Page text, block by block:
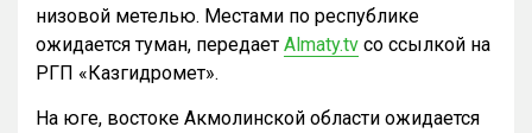
низовой метелью. Местами по республике
ожидается туман, передает Almaty.tv со ссылкой на
РГП «Казгидромет».
На юге, востоке Акмолинской области ожидается